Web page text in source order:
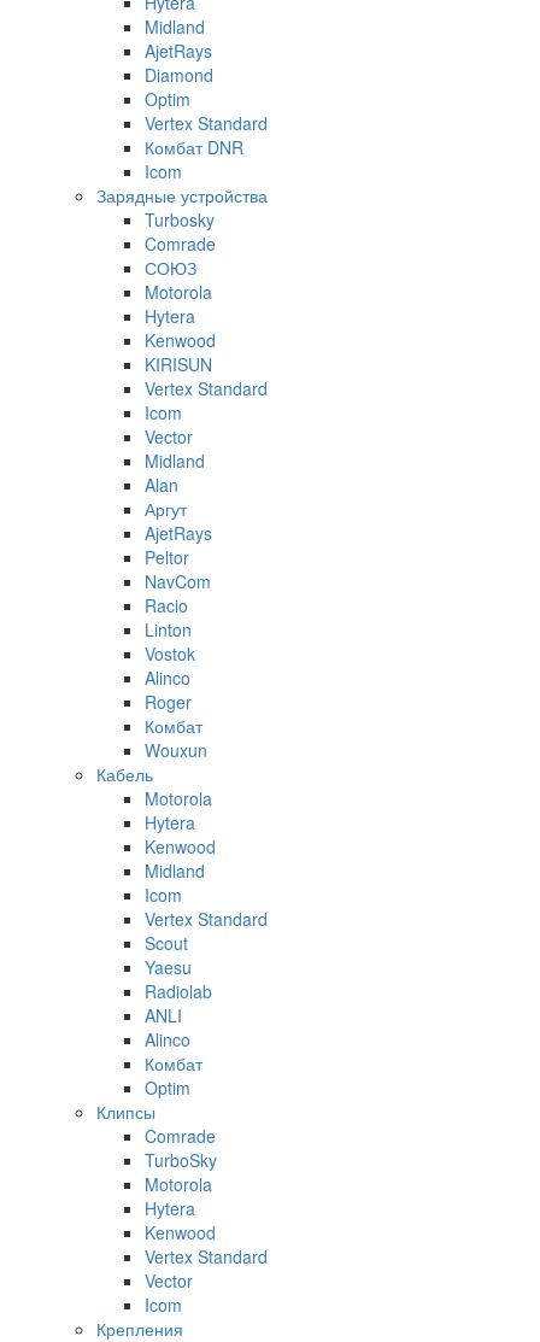
Midland
AjetRays
Diamond
Optim
Vertex Standard
Комбат DNR
Icom
Зарядные устройства
Turbosky
Comrade
СОЮЗ
Motorola
Hytera
Kenwood
KIRISUN
Vertex Standard
Icom
Vector
Midland
Alan
Аргут
AjetRays
Peltor
NavCom
Racio
Linton
Vostok
Alinco
Roger
Комбат
Wouxun
Кабель
Motorola
Hytera
Kenwood
Midland
Icom
Vertex Standard
Scout
Yaesu
Radiolab
ANLI
Alinco
Комбат
Optim
Клипсы
Comrade
TurboSky
Motorola
Hytera
Kenwood
Vertex Standard
Vector
Icom
Крепления